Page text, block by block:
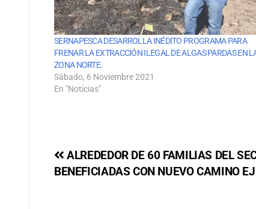
SERNAPESCA DESARROLLA INÉDITO PROGRAMA PARA
FRENAR LA EXTRACCIÓN ILEGAL DE ALGAS PARDAS EN
ZONA NORTE.
Sábado, 6 Noviembre 2021
En "Noticias"
ALREDEDOR DE 60 FAMILIAS DEL
BENEFICIADAS CON NUEVO CAMINO